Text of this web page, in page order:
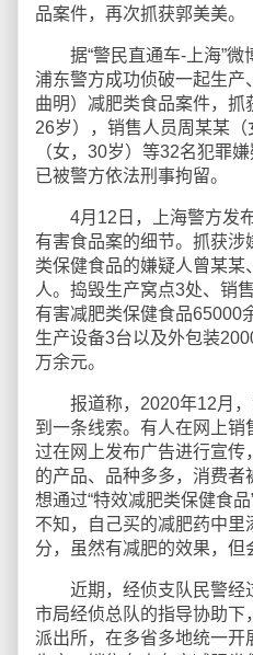
品案件，再次抓获郭美美。
据“警民直通车-上海”微
浦东警方成功侦破一起生产
曲明）减肥类食品案件，抓
26岁），销售人员周某某
（女，30岁）等32名犯罪
已被警方依法刑事拘留。
4月12日，上海警方发布
有害食品案的细节。抓获
类保健食品的嫌疑人曾某
人。捣毁生产窝点3处、销
有害减肥类保健食品65000
生产设备3台以及外包装
万余元。
报道称，2020年12月，
到一条线索。有人在网上
过在网上发布广告进行宣传
的产品、品种多多，消费者
想通过“特效减肥类保健食
不知，自己买的减肥药中里
分，虽然有减肥的效果，但
近期，经侦支队民警经
市局经侦总队的指导协助下
派出所，在多省多地统一